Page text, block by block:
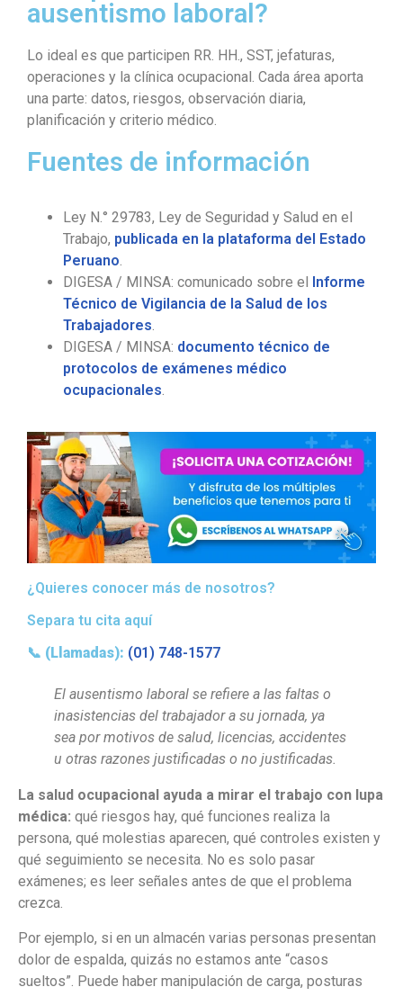
ausentismo laboral?
Lo ideal es que participen RR. HH., SST, jefaturas,
operaciones y la clínica ocupacional. Cada área aporta
una parte: datos, riesgos, observación diaria,
planificación y criterio médico.
Fuentes de información
Ley N.° 29783, Ley de Seguridad y Salud en el
Trabajo, publicada en la plataforma del Estado
Peruano.
DIGESA / MINSA: comunicado sobre el Informe
Técnico de Vigilancia de la Salud de los
Trabajadores.
DIGESA / MINSA: documento técnico de
protocolos de exámenes médico
ocupacionales.
¿Quieres conocer más de nosotros?
Separa tu cita aquí
📞 (Llamadas): (01) 748-1577
El ausentismo laboral se refiere a las faltas o
inasistencias del trabajador a su jornada, ya
sea por motivos de salud, licencias, accidentes
u otras razones justificadas o no justificadas.
La salud ocupacional ayuda a mirar el trabajo con lupa
médica: qué riesgos hay, qué funciones realiza la
persona, qué molestias aparecen, qué controles existen y
qué seguimiento se necesita. No es solo pasar
exámenes; es leer señales antes de que el problema
crezca.
Por ejemplo, si en un almacén varias personas presentan
dolor de espalda, quizás no estamos ante “casos
sueltos”. Puede haber manipulación de carga, posturas